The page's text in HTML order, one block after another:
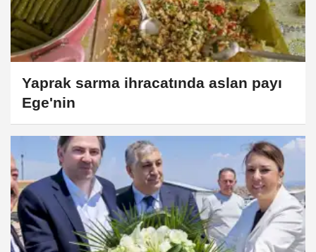
Yaprak sarma ihracatında aslan payı
Ege'nin